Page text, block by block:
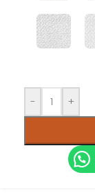
- +